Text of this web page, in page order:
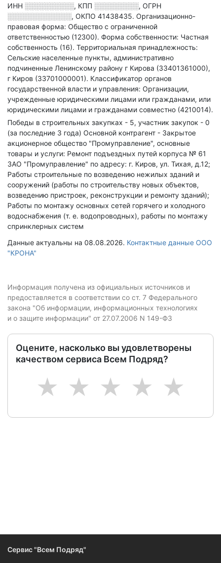
ИНН ░░░░░░░░░░, КПП ░░░░░░░░░, ОГРН
░░░░░░░░░░░░░, ОКПО 41438435. Организационно-
правовая форма: Общество с ограниченной
ответственностью (12300). Форма собственности: Частная
собственность (16). Территориальная принадлежность:
Сельские населенные пункты, административно
подчиненные Ленинскому району г Кирова (33401361000),
г Киров (33701000001). Классификатор органов
государственной власти и управления: Организации,
учрежденные юридическими лицами или гражданами, или
юридическими лицами и гражданами совместно (4210014).
Победы в строительных закупках - 5, участник закупок - 0
(за последние 3 года) Основной контрагент - Закрытое
акционерное общество "Промуправление", основные
товары и услуги: Ремонт подъездных путей корпуса № 61
ЗАО "Промуправление" по адресу: г. Киров, ул. Тихая, д.12;
Работы строительные по возведению нежилых зданий и
сооружений (работы по строительству новых объектов,
возведению пристроек, реконструкции и ремонту зданий);
Работы по монтажу основных сетей горячего и холодного
водоснабжения (т. е. водопроводных), работы по монтажу
спринклерных систем
Данные актуальны на 08.08.2026. Контактные данные ООО
"КРОНА"
Информация получена из официальных источников и
предоставляется в соответствии со ст. 7 Федерального
закона "Об информации, информационных технологиях
и о защите информации" от 27.07.2006 N 149-ФЗ
Оцените, насколько вы удовлетворены
качеством сервиса Всем Подряд?
5
4
3
2
1
Сервис "Всем Подряд"